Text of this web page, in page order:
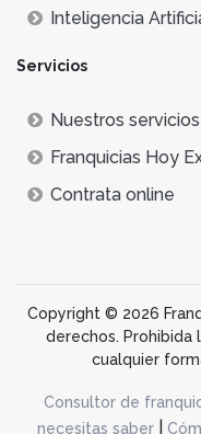
Inteligencia
Servicios
Nuestros servicios
Franquicias Hoy
Contrata online
Copyright © 2026
derechos.
cualquier
Consultor de
necesitas saber